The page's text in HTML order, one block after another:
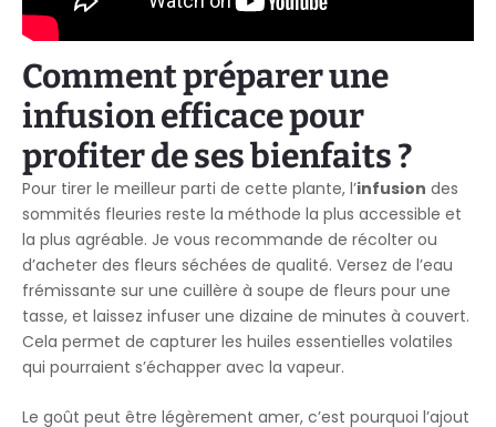
Comment préparer une
infusion efficace pour
profiter de ses bienfaits ?
Pour tirer le meilleur parti de cette plante, l’infusion des
sommités fleuries reste la méthode la plus accessible et
la plus agréable. Je vous recommande de récolter ou
d’acheter des fleurs séchées de qualité. Versez de l’eau
frémissante sur une cuillère à soupe de fleurs pour une
tasse, et laissez infuser une dizaine de minutes à couvert.
Cela permet de capturer les huiles essentielles volatiles
qui pourraient s’échapper avec la vapeur.
Le goût peut être légèrement amer, c’est pourquoi l’ajout